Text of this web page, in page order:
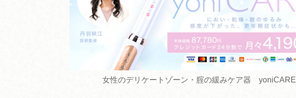
女性のデリケートゾーン・腟の緩みケア器 yoniCARE